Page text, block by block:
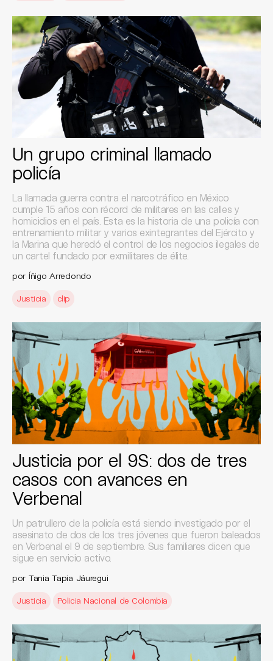
Un grupo criminal llamado
policía
La llamada guerra contra el narcotráfico en México
cumple 15 años con récord de militares en las calles y
homicidios en el país. Esta es la historia de una policía con
entrenamiento militar y varios exintegrantes del Ejército y
la Marina que heredó el control de los negocios ilegales de
un cartel fundado por exmilitares de élite.
por Íñigo Arredondo
Justicia clip
Justicia por el 9S: dos de tres
casos con avances en
Verbenal
Un patrullero de la policía está siendo investigado por el
asesinato de dos de los tres jóvenes que fueron baleados
en Verbenal el 9 de septiembre. Sus familiares dicen que
sigue en servicio activo.
por Tania Tapia Jáuregui
Justicia Policia Nacional de Colombia